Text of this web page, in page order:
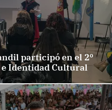
participó en el 2º
Identidad Cultural